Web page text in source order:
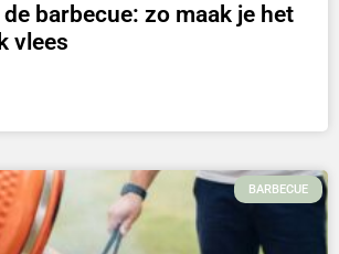
barbecue: zo maak je het
vlees
BARBECUE